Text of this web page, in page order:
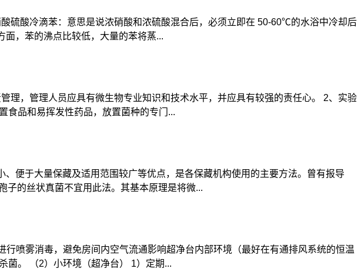
硫酸冷滴苯：意思是说浓硝酸和浓硫酸混合后，必须立即在 50-60℃的水浴中冷却后
，苯的沸点比较低，大量的苯将蒸...
理，管理人员应具有微生物专业知识和技术水平，并应具有较强的责任心。 2、实验
食品和易挥发性药品，放置菌种的专门...
便于大量保藏及适用范围较广等优点，是各保藏机构使用的主要方法。曾有报导
子的丝状真菌不宜用此法。其基本原理是将微...
喷雾消毒，避免房间内空气流通影响超净台内部环境（最好在有通排风系统的恒温
菌。 （2）小环境（超净台） 1）定期...